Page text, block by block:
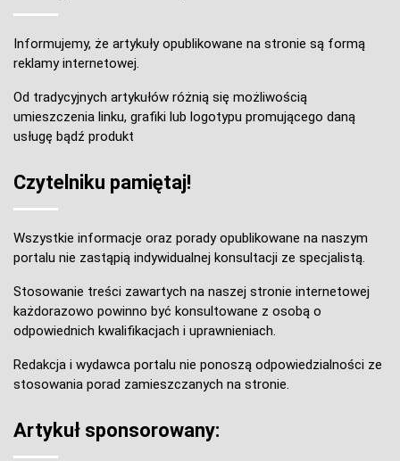
Informujemy, że artykuły opublikowane na stronie są formą
reklamy internetowej.
Od tradycyjnych artykułów różnią się możliwością
umieszczenia linku, grafiki lub logotypu promującego daną
usługę bądź produkt
Czytelniku pamiętaj!
Wszystkie informacje oraz porady opublikowane na naszym
portalu nie zastąpią indywidualnej konsultacji ze specjalistą.
Stosowanie treści zawartych na naszej stronie internetowej
każdorazowo powinno być konsultowane z osobą o
odpowiednich kwalifikacjach i uprawnieniach.
Redakcja i wydawca portalu nie ponoszą odpowiedzialności ze
stosowania porad zamieszczanych na stronie.
Artykuł sponsorowany: